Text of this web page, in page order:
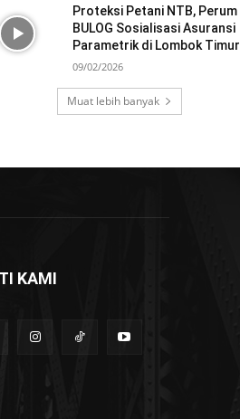
Proteksi Petani NTB, Perum
BULOG Sosialisasi Asuransi
Parametrik di Lombok Timur
09/02/2026
Muat lebih banyak
KAMI